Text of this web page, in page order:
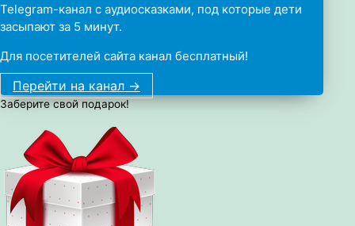
Telegram-канал с аудиосказками, под которые дети
засыпают за 5 минут.
Для посетителей сайта канал бесплатный!
Перейти на канал ->
Заберите свой подарок!